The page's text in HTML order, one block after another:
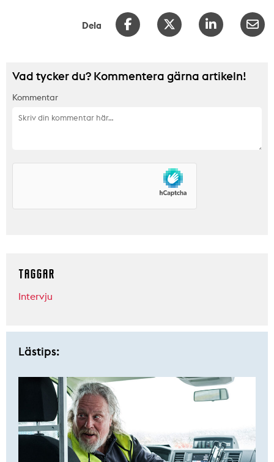
Dela
Vad tycker du? Kommentera gärna artikeln!
Kommentar
TAGGAR
Intervju
Lästips: